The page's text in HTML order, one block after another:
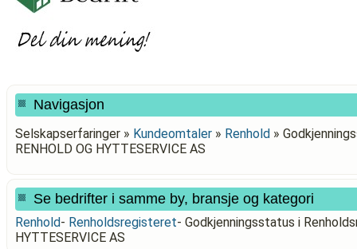
Navigasjon
Selskapserfaringer » Kundeomtaler » Renhold »
RENHOLD OG HYTTESERVICE AS
Se bedrifter i samme by, bransje og kategori
Renhold- Renholdsregisteret- Godkjenningsstatus i
HYTTESERVICE AS